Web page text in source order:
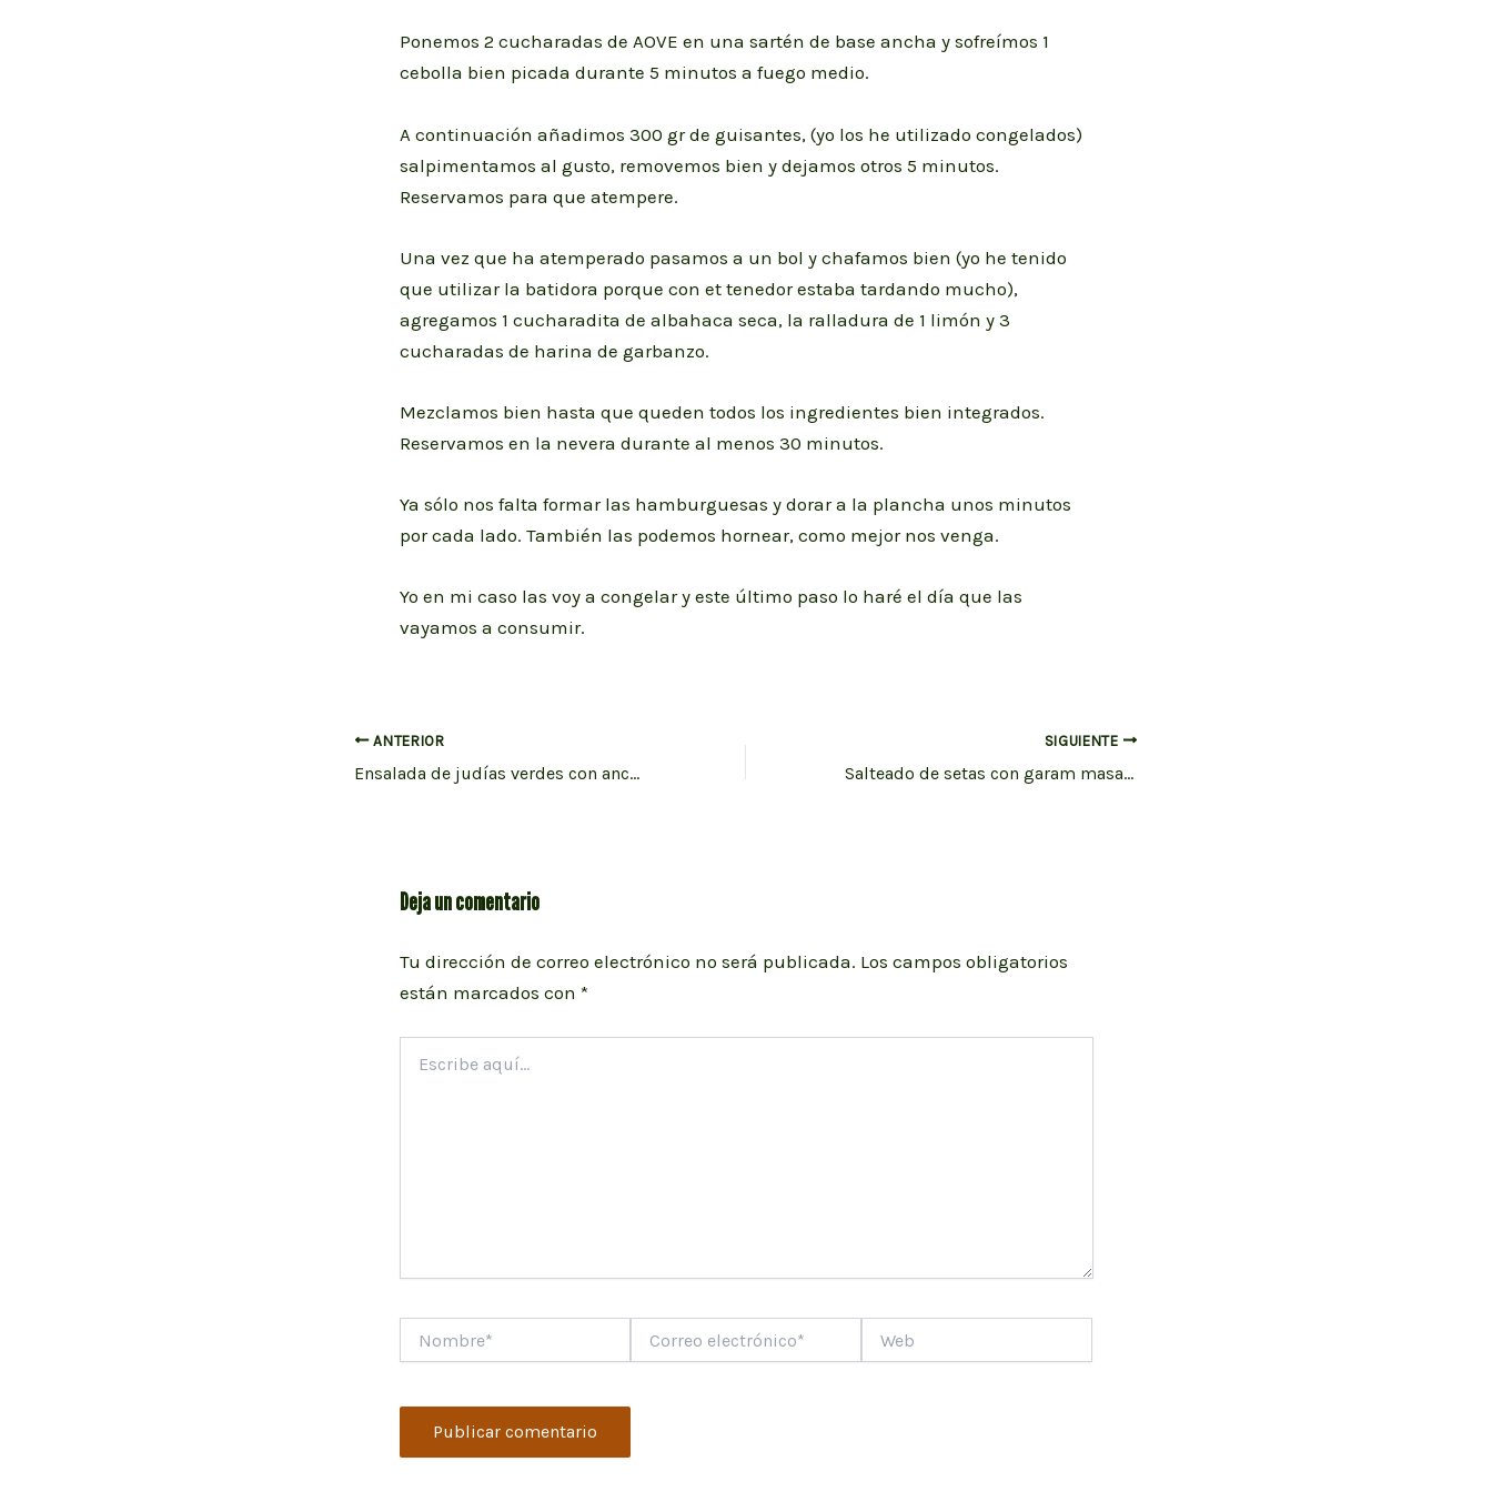
Ponemos 2 cucharadas de AOVE en una sartén de base ancha y sofreímos 1
cebolla bien picada durante 5 minutos a fuego medio.
A continuación añadimos 300 gr de guisantes, (yo los he utilizado congelados)
salpimentamos al gusto, removemos bien y dejamos otros 5 minutos.
Reservamos para que atempere.
Una vez que ha atemperado pasamos a un bol y chafamos bien (yo he tenido
que utilizar la batidora porque con et tenedor estaba tardando mucho),
agregamos 1 cucharadita de albahaca seca, la ralladura de 1 limón y 3
cucharadas de harina de garbanzo.
Mezclamos bien hasta que queden todos los ingredientes bien integrados.
Reservamos en la nevera durante al menos 30 minutos.
Ya sólo nos falta formar las hamburguesas y dorar a la plancha unos minutos
por cada lado. También las podemos hornear, como mejor nos venga.
Yo en mi caso las voy a congelar y este último paso lo haré el día que las
vayamos a consumir.
Navegación
de
ANTERIOR
Ensalada de judías verdes con anchoas
SIGUIENTE
Salteado de setas con garam masala y pan de pita
Deja un comentario
Tu dirección de correo electrónico no será publicada. Los campos obligatorios
están marcados con *
aquí...
electrónico*